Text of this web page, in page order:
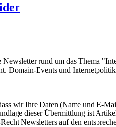
rund um das Thema
Domain-Events und
wir Ihre Daten (Name und E-
dieser Übermittlung ist
Newsletters auf den